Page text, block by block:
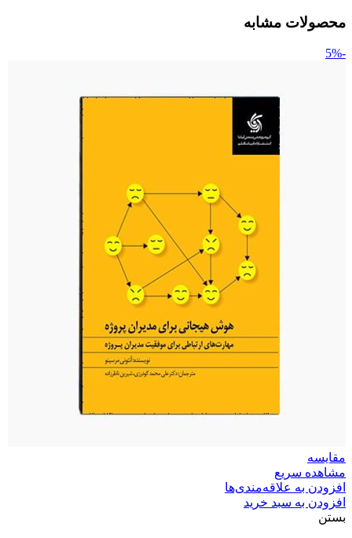
محصولات مشابه
-5%
مقایسه
مشاهده سریع
افزودن به علاقه‌مندی‌ها
افزودن به سبد خرید
بستن